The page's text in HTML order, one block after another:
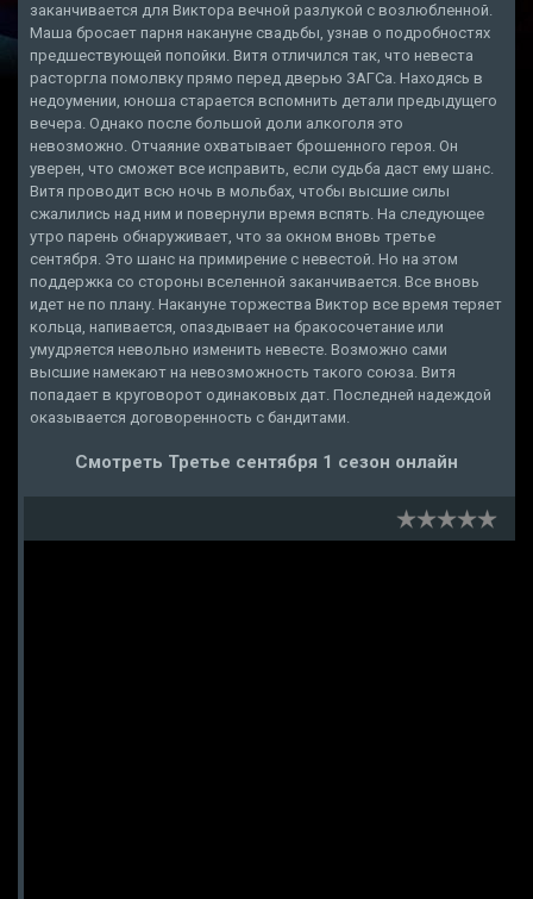
заканчивается для Виктора вечной разлукой с возлюбленной.
Маша бросает парня накануне свадьбы, узнав о подробностях
предшествующей попойки. Витя отличился так, что невеста
расторгла помолвку прямо перед дверью ЗАГСа. Находясь в
недоумении, юноша старается вспомнить детали предыдущего
вечера. Однако после большой доли алкоголя это
невозможно. Отчаяние охватывает брошенного героя. Он
уверен, что сможет все исправить, если судьба даст ему шанс.
Витя проводит всю ночь в мольбах, чтобы высшие силы
сжалились над ним и повернули время вспять. На следующее
утро парень обнаруживает, что за окном вновь третье
сентября. Это шанс на примирение с невестой. Но на этом
поддержка со стороны вселенной заканчивается. Все вновь
идет не по плану. Накануне торжества Виктор все время теряет
кольца, напивается, опаздывает на бракосочетание или
умудряется невольно изменить невесте. Возможно сами
высшие намекают на невозможность такого союза. Витя
попадает в круговорот одинаковых дат. Последней надеждой
оказывается договоренность с бандитами.
Смотреть Третье сентября 1 сезон онлайн